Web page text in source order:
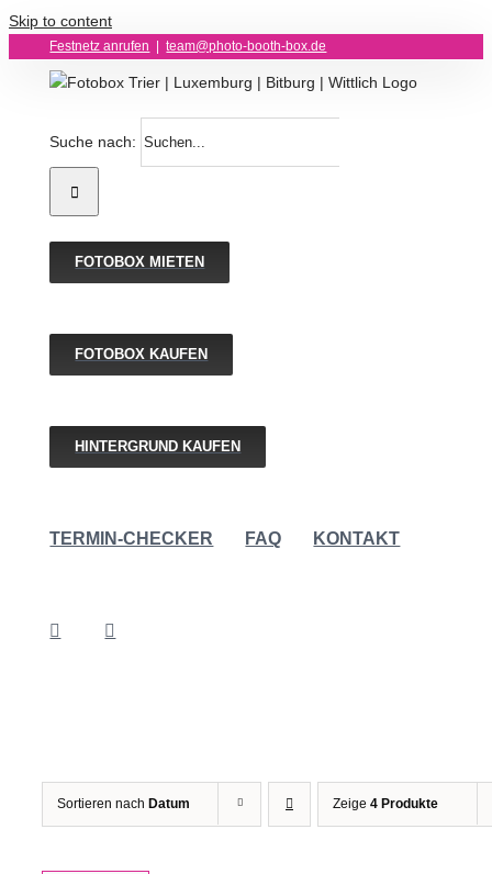
Skip to content
Festnetz anrufen team@photo-booth-box.de
Suche nach:
FOTOBOX MIETEN
FOTOBOX KAUFEN
HINTERGRUND KAUFEN
TERMIN-CHECKER FAQ KONTAKT
Sortieren nach Datum Zeige 4 Produkte
IN